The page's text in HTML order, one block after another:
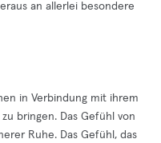
an allerlei besondere
in Verbindung mit ihrem
bringen. Das Gefühl von
Ruhe. Das Gefühl, das